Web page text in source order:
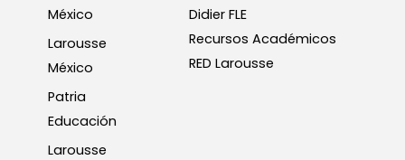
México
Larousse
México
Patria
Educación
Larousse
Didier FLE
Recursos Académicos
RED Larousse